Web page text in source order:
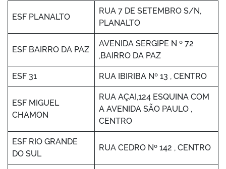
ESF PLANALTO
RUA 7 DE SETEMBRO S/N,
PLANALTO
ESF BAIRRO DA PAZ
AVENIDA SERGIPE N º 72
,BAIRRO DA PAZ
ESF 31 RUA IBIRIBA Nº 13 , CENTRO
ESF MIGUEL
CHAMON
RUA AÇAI,124 ESQUINA COM
A AVENIDA SÃO PAULO ,
CENTRO
ESF RIO GRANDE
DO SUL
RUA CEDRO Nº 142 , CENTRO